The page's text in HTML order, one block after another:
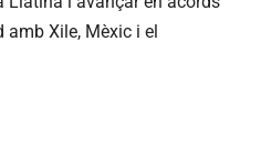
Xile, Mèxic i el